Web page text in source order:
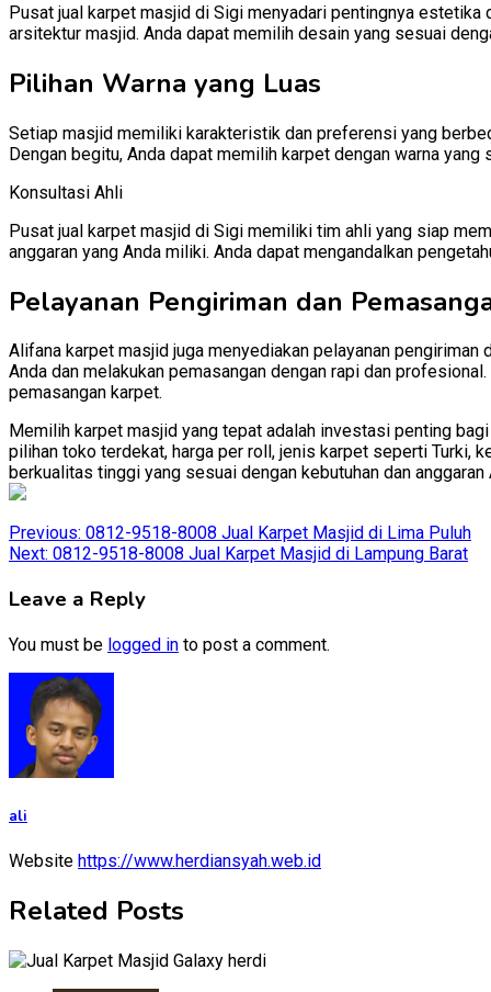
Pusat jual karpet masjid di Sigi menyadari pentingnya estetika
arsitektur masjid. Anda dapat memilih desain yang sesuai
Pilihan Warna yang Luas
Setiap masjid memiliki karakteristik dan preferensi yang
Dengan begitu, Anda dapat memilih karpet dengan warna
Konsultasi Ahli
Pusat jual karpet masjid di Sigi memiliki tim ahli yang siap
anggaran yang Anda miliki. Anda dapat mengandalkan
Pelayanan Pengiriman dan
Alifana karpet masjid juga menyediakan pelayanan pengiriman
Anda dan melakukan pemasangan dengan rapi dan
pemasangan karpet.
Memilih karpet masjid yang tepat adalah investasi penting
pilihan toko terdekat, harga per roll, jenis karpet seperti Turki,
berkualitas tinggi yang sesuai dengan kebutuhan dan
Post
Previous: 0812-9518-8008 Jual Karpet Masjid di Lima Puluh
Next: 0812-9518-8008 Jual Karpet Masjid di Lampung Barat
Leave a Reply
You must be logged in to post a comment.
ali
Website https://www.herdiansyah.web.id
Related Posts